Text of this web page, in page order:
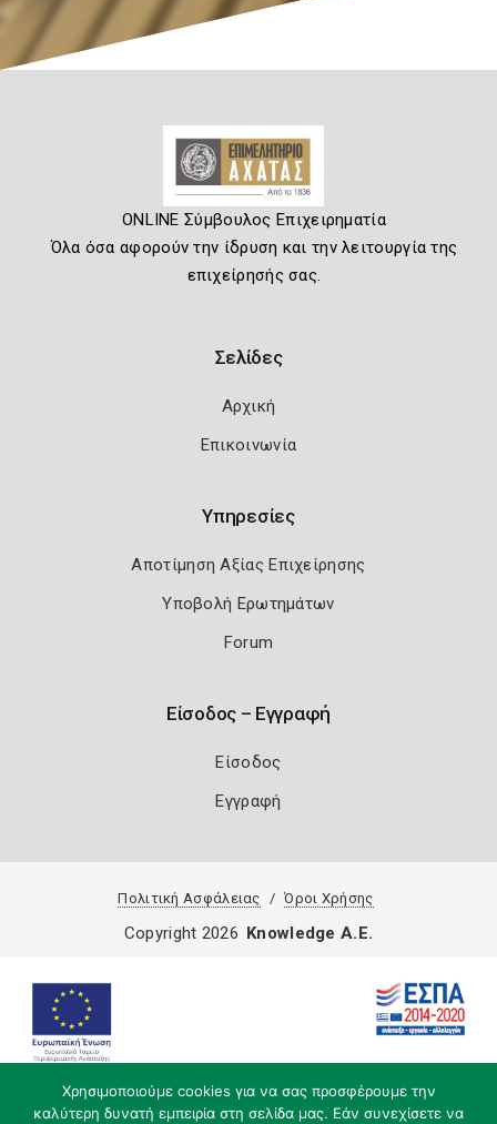
ONLINE Σύμβουλος Επιχειρηματία
Όλα όσα αφορούν την ίδρυση και την λειτουργία της
επιχείρησής σας.
Σελίδες
Αρχική
Επικοινωνία
Υπηρεσίες
Αποτίμηση Αξίας Επιχείρησης
Υποβολή Ερωτημάτων
Forum
Είσοδος – Εγγραφή
Είσοδος
Εγγραφή
Πολιτική Ασφάλειας Όροι Χρήσης
Χρησιμοποιούμε cookies για να σας προσφέρουμε την
καλύτερη δυνατή εμπειρία στη σελίδα μας. Εάν συνεχίσετε να
Copyright 2026 Knowledge A.E.